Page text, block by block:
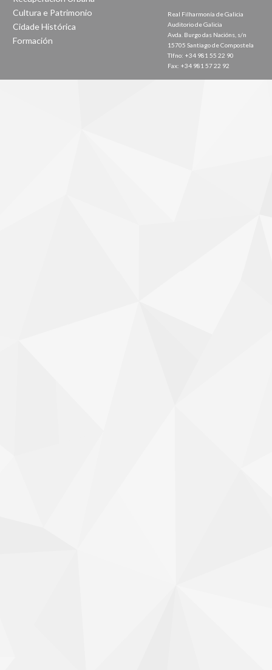
Cultura e Patrimonio
Cidade Histórica
Formación
Real Filharmonía de Galicia
Auditorio de Galicia
Avda. Burgo das Nacións, s/n
15705 Santiago de Compostela
Tlfno: +34 981 55 22 90
Fax: +34 981 57 22 92